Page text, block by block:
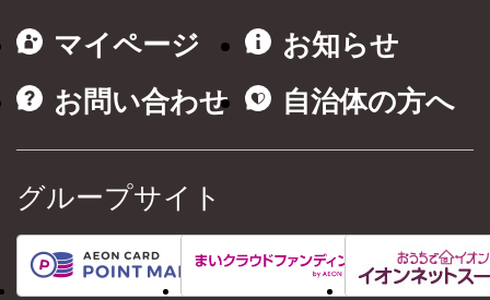
マイページ
お知らせ
お問い合わせ
自治体の方へ
グループサイト